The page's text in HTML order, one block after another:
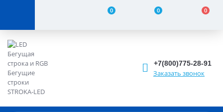
0 0 0
+7(800)775-28-91
Заказать звонок